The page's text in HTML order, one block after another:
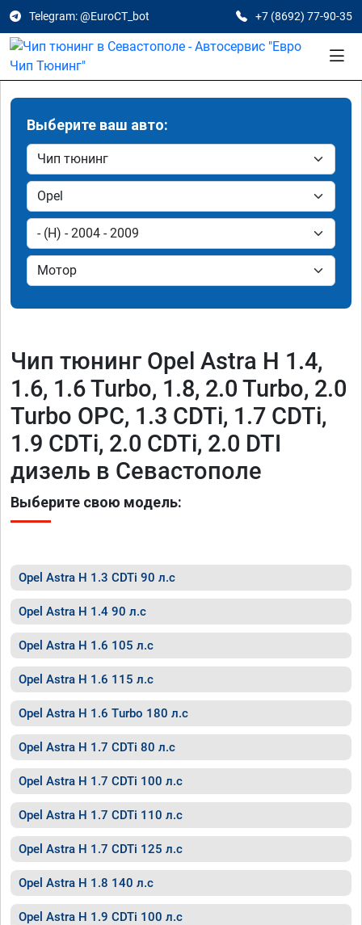
Telegram: @EuroCT_bot +7 (8692) 77-90-35
Выберите ваш авто:
Чип тюнинг Opel Astra H 1.4,
1.6, 1.6 Turbo, 1.8, 2.0 Turbo, 2.0
Turbo OPC, 1.3 CDTi, 1.7 CDTi,
1.9 CDTi, 2.0 CDTi, 2.0 DTI
дизель в Севастополе
Выберите свою модель:
Opel Astra H 1.3 CDTi 90 л.с
Opel Astra H 1.4 90 л.с
Opel Astra H 1.6 105 л.с
Opel Astra H 1.6 115 л.с
Opel Astra H 1.6 Turbo 180 л.с
Opel Astra H 1.7 CDTi 80 л.с
Opel Astra H 1.7 CDTi 100 л.с
Opel Astra H 1.7 CDTi 110 л.с
Opel Astra H 1.7 CDTi 125 л.с
Opel Astra H 1.8 140 л.с
Opel Astra H 1.9 CDTi 100 л.с